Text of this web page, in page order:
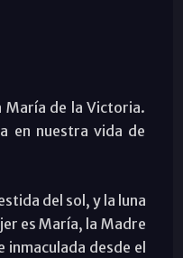
María de la Victoria.
en nuestra vida de
del sol, y la luna
es María, la Madre
desde el